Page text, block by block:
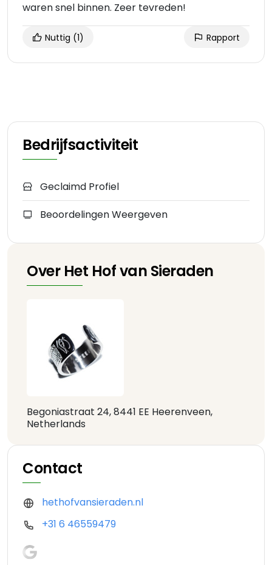
waren snel binnen. Zeer tevreden!
Nuttig (1) Rapport
Bedrijfsactiviteit
Geclaimd Profiel
Beoordelingen Weergeven
Over Het Hof van Sieraden
Begoniastraat 24, 8441 EE Heerenveen,
Netherlands
Contact
hethofvansieraden.nl
+31 6 46559479